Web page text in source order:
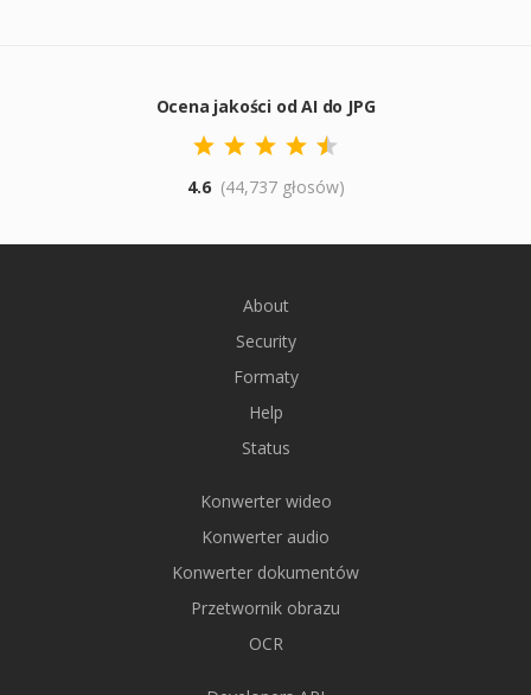
Ocena jakości od AI do JPG
4.6 (44,737 głosów)
About
Security
Formaty
Help
Status
Konwerter wideo
Konwerter audio
Konwerter dokumentów
Przetwornik obrazu
OCR